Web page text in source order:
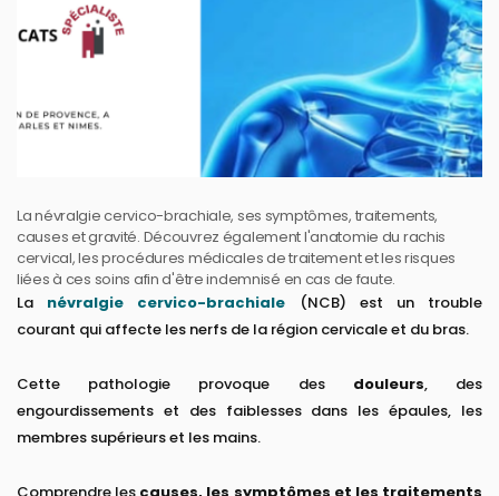
La névralgie cervico-brachiale, ses symptômes, traitements,
causes et gravité. Découvrez également l'anatomie du rachis
cervical, les procédures médicales de traitement et les risques
liées à ces soins afin d'être indemnisé en cas de faute.
La névralgie cervico-brachiale
(NCB) est un trouble
courant qui affecte les nerfs de la région cervicale et du bras.
Cette pathologie provoque des douleurs, des
engourdissements et des faiblesses dans les épaules, les
membres supérieurs et les mains.